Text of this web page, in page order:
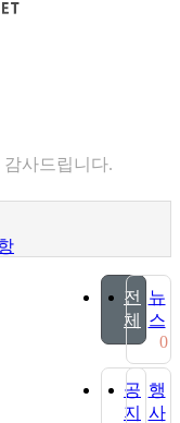
사드립니다.
전
체
뉴
스
0
공
지
행
사